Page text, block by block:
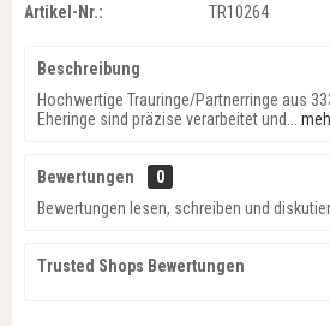
Artikel-Nr.: TR10264
Beschreibung
Hochwertige Trauringe/Partnerringe aus
Eheringe sind präzise verarbeitet und...
Bewertungen
0
Bewertungen lesen, schreiben und
Trusted Shops Bewertungen